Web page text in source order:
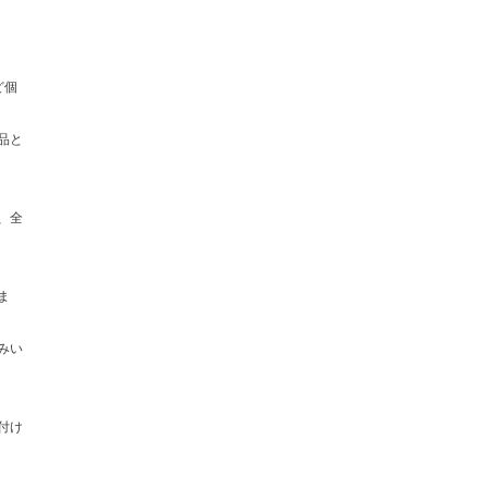
個
と
全
い
け